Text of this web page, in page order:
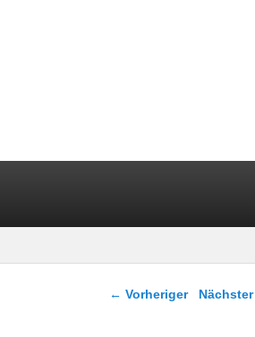
Beitragsnavigation
← Vorheriger Nächster